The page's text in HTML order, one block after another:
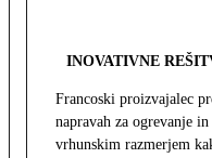
INOVATIVNE
Francoski proizvajalec
napravah za ogrevanje
vrhunskim razmerjem